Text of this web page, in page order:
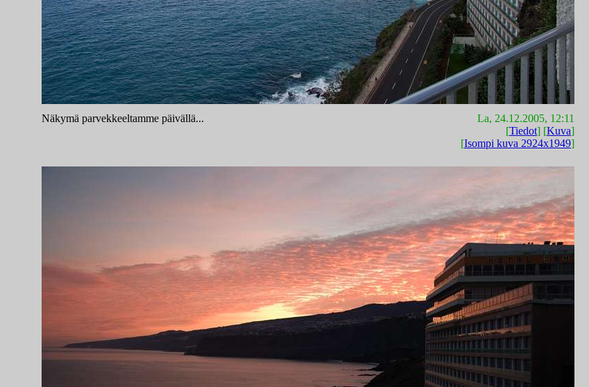
Näkymä parvekkeeltamme päivällä...
La, 24.12.2005, 12:11
[Tiedot] [Kuva]
[Isompi kuva 2924x1949]